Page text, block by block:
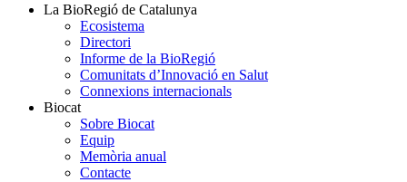
La BioRegió de Catalunya
Ecosistema
Directori
Informe de la BioRegió
Comunitats d’Innovació en Salut
Connexions internacionals
Biocat
Sobre Biocat
Equip
Memòria anual
Contacte